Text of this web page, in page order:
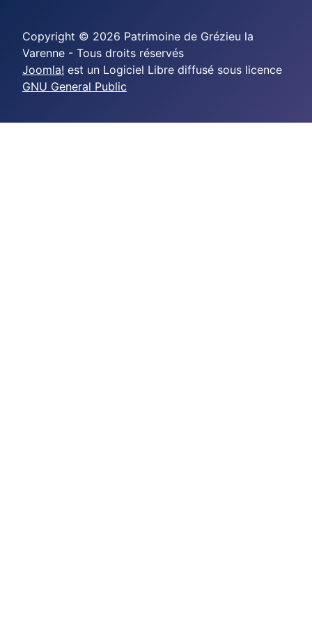
Copyright © 2026 Patrimoine de Grézieu la
Varenne - Tous droits réservés
Joomla! est un Logiciel Libre diffusé sous licence
GNU General Public